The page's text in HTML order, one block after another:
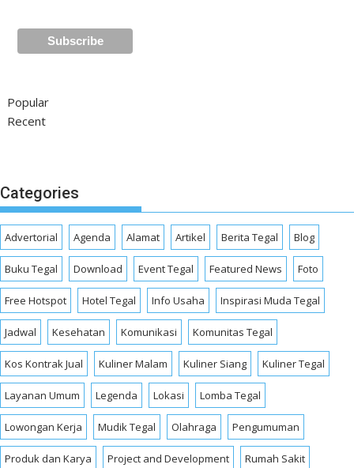
Popular
Recent
Categories
Advertorial Agenda Alamat Artikel Berita Tegal Blog
Buku Tegal Download Event Tegal Featured News Foto
Free Hotspot Hotel Tegal Info Usaha Inspirasi Muda Tegal
Jadwal Kesehatan Komunikasi Komunitas Tegal
Kos Kontrak Jual Kuliner Malam Kuliner Siang Kuliner Tegal
Layanan Umum Legenda Lokasi Lomba Tegal
Lowongan Kerja Mudik Tegal Olahraga Pengumuman
Produk dan Karya Project and Development Rumah Sakit